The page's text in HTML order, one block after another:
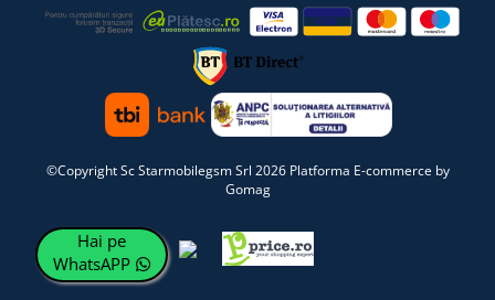
©Copyright Sc Starmobilegsm Srl 2026 Platforma E-commerce by
Gomag
Hai pe
WhatsAPP